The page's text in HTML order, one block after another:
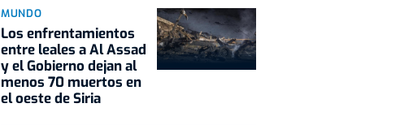
MUNDO
Los enfrentamientos
entre leales a Al Assad
y el Gobierno dejan al
menos 70 muertos en
el oeste de Siria